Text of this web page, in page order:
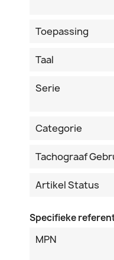
Toepassing
Taal
Serie
Categorie
Tachograaf
Artikel Status
Specifieke
MPN